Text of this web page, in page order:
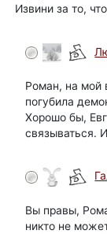
Извини за то,
Роман, на мой
погубила
Хорошо бы,
связываться.
Вы правы,
никто не